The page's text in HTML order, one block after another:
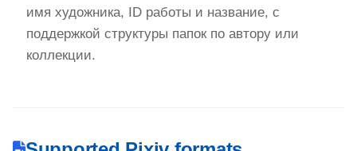
имя художника, ID работы и название, с
поддержкой структуры папок по автору или
коллекции.